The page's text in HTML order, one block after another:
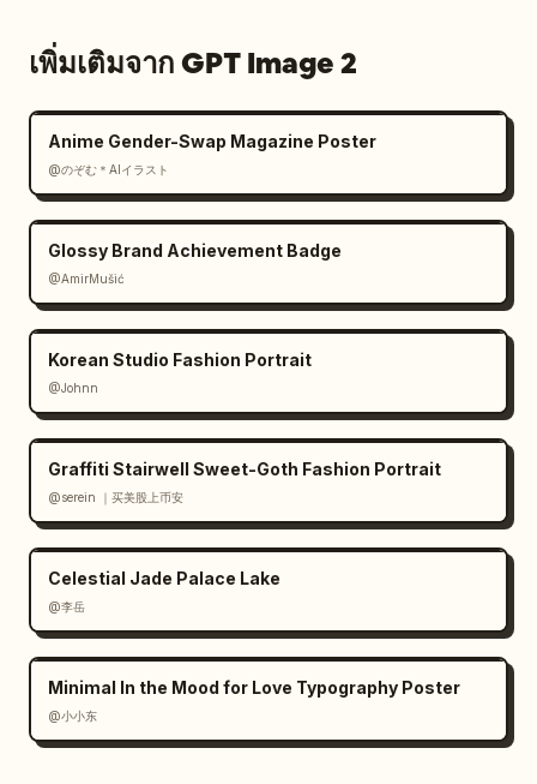
เพิ่มเติมจาก GPT Image 2
Anime Gender-Swap Magazine Poster
@のぞむ＊AIイラスト
Glossy Brand Achievement Badge
@AmirMušić
Korean Studio Fashion Portrait
@Johnn
Graffiti Stairwell Sweet-Goth Fashion Portrait
@serein ｜买美股上币安
Celestial Jade Palace Lake
@李岳
Minimal In the Mood for Love Typography Poster
@小小东